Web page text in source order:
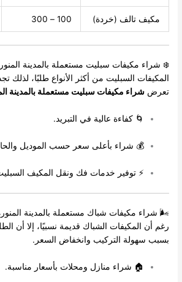
مكيف تالف (خردة) 100 – 300
❄️ شراء مكيفات سبليت مستعملة بالمدينة
المكيفات السبليت من أكثر الأنواع طلبًا، لذلك
تعرضشراء مكيفات سبليت مستعملة بالمدينة
🌀 كفاءة عالية في التبريد.
💰 شراء بأعلى سعر حسب الموديل
⚡ توفير خدمات فك ونقل المكيف
🌬️ شراء مكيفات شباك مستعملة بالمدينة
رغم أن المكيفات الشباك قديمة نسبيًا، إلا أن
بسبب سهولة التركيب وانخفاض السعر.
🏠 شراء منازل ومحلات بأسعار مناسبة.